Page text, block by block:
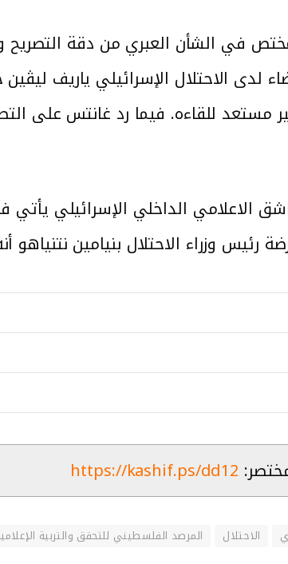
في الشأن العبري من دقة التصريح
لدى الاحتلال الإسرائيلي ياريف
مستعد للقاءه. فيما رد غانتس على
الاعلامي الداخلي الإسرائيلي
رئيس وزراء الاحتلال بنيامين
https://kashif.ps/dd12
الاحتلال المرصد الفلسطيني للتحقق والتربية